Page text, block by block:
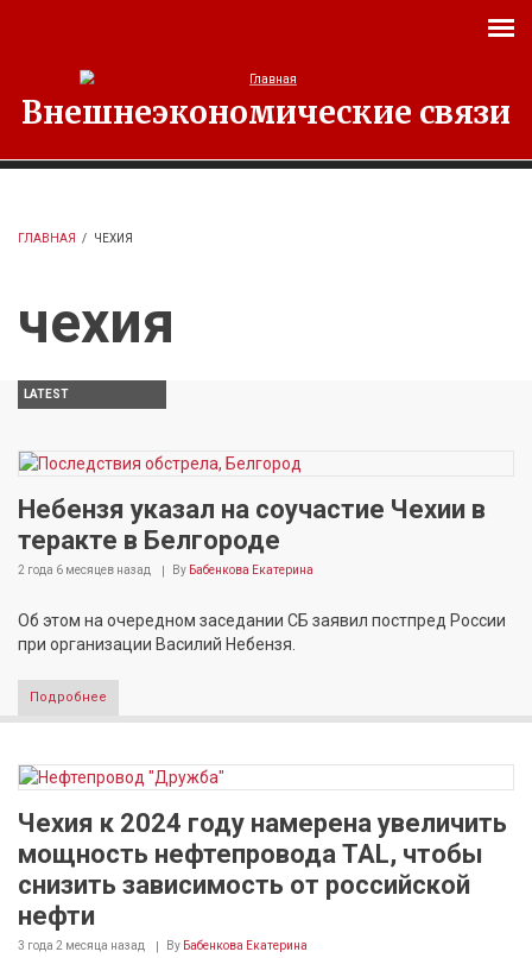
Внешнеэкономические связи
ГЛАВНАЯ / ЧЕХИЯ
чехия
LATEST
Небензя указал на соучастие Чехии в
теракте в Белгороде
2 года 6 месяцев назад By Бабенкова Екатерина
Об этом на очередном заседании СБ заявил постпред России
при организации Василий Небензя.
Подробнее
Чехия к 2024 году намерена увеличить
мощность нефтепровода TAL, чтобы
снизить зависимость от российской
нефти
3 года 2 месяца назад By Бабенкова Екатерина